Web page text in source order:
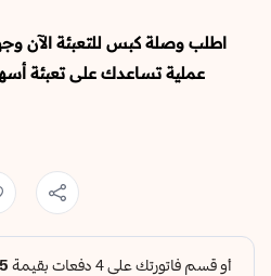
اطلب وصلة كبس للتعبئة الآن
عملية تساعدك على تعبئة